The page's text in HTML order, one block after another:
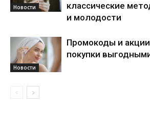
Новости
классические
и молодости
Новости
Промокоды и
покупки